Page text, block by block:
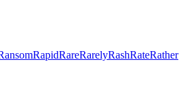
RapidRareRarelyRashRateRather